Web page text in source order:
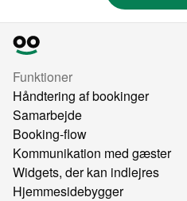
Funktioner
Håndtering af bookinger
Samarbejde
Booking-flow
Kommunikation med gæster
Widgets, der kan indlejres
Hjemmesidebygger